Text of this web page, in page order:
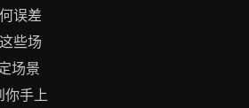
误差
些场
场景
你手上